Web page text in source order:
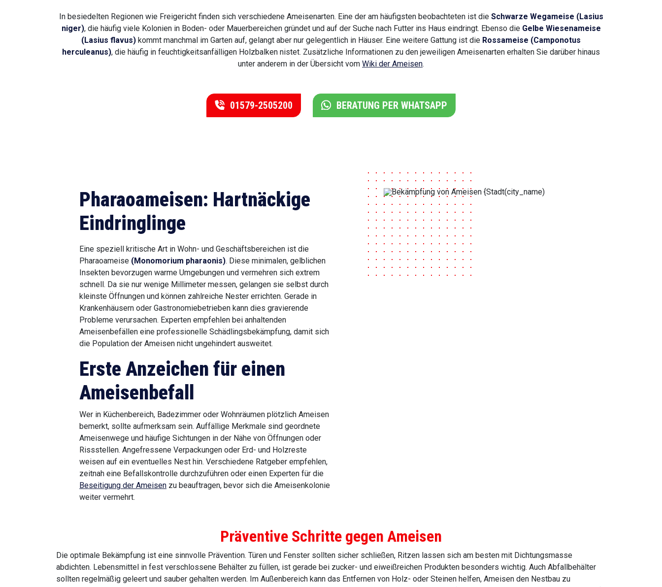
In besiedelten Regionen wie Freigericht finden sich verschiedene Ameisenarten. Eine der am häufigsten beobachteten ist die Schwarze Wegameise (Lasius
niger), die häufig viele Kolonien in Boden- oder Mauerbereichen gründet und auf der Suche nach Futter ins Haus eindringt. Ebenso die Gelbe Wiesenameise
(Lasius flavus) kommt manchmal im Garten auf, gelangt aber nur gelegentlich in Häuser. Eine weitere Gattung ist die Rossameise (Camponotus
herculeanus), die häufig in feuchtigkeitsanfälligen Holzbalken nistet. Zusätzliche Informationen zu den jeweiligen Ameisenarten erhalten Sie darüber hinaus
unter anderem in der Übersicht vom Wiki der Ameisen.
01579-2505200 BERATUNG PER WHATSAPP
Pharaoameisen: Hartnäckige
Eindringlinge
Eine speziell kritische Art in Wohn- und Geschäftsbereichen ist die
Pharaoameise (Monomorium pharaonis). Diese minimalen, gelblichen
Insekten bevorzugen warme Umgebungen und vermehren sich extrem
schnell. Da sie nur wenige Millimeter messen, gelangen sie selbst durch
kleinste Öffnungen und können zahlreiche Nester errichten. Gerade in
Krankenhäusern oder Gastronomiebetrieben kann dies gravierende
Probleme verursachen. Experten empfehlen bei anhaltenden
Ameisenbefällen eine professionelle Schädlingsbekämpfung, damit sich
die Population der Ameisen nicht ungehindert ausweitet.
Erste Anzeichen für einen
Ameisenbefall
Wer in Küchenbereich, Badezimmer oder Wohnräumen plötzlich Ameisen
bemerkt, sollte aufmerksam sein. Auffällige Merkmale sind geordnete
Ameisenwege und häufige Sichtungen in der Nähe von Öffnungen oder
Rissstellen. Angefressene Verpackungen oder Erd- und Holzreste
weisen auf ein eventuelles Nest hin. Verschiedene Ratgeber empfehlen,
zeitnah eine Befallskontrolle durchzuführen oder einen Experten für die
Beseitigung der Ameisen zu beauftragen, bevor sich die Ameisenkolonie
weiter vermehrt.
Präventive Schritte gegen Ameisen
Die optimale Bekämpfung ist eine sinnvolle Prävention. Türen und Fenster sollten sicher schließen, Ritzen lassen sich am besten mit Dichtungsmasse
abdichten. Lebensmittel in fest verschlossene Behälter zu füllen, ist gerade bei zucker- und eiweißreichen Produkten besonders wichtig. Auch Abfallbehälter
sollten regelmäßig geleert und sauber gehalten werden. Im Außenbereich kann das Entfernen von Holz- oder Steinen helfen, Ameisen den Nestbau zu